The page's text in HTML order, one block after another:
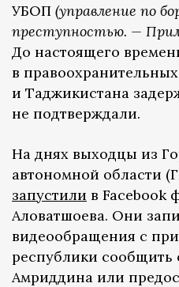
УБОП (управление по
преступностью. —
До настоящего
в
и Таджикистана
не подтверждали.
На днях выходцы из
автономной области
запустили в Facebook
Аловатшоева. Они
видеообращения с
республики
Амриддина или